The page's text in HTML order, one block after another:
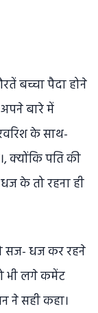
बच्चा पैदा होने
बारे में
के साथ-
क्योंकि पति की
के तो रहना ही
सज- धज कर रहने
भी लगे कमेंट
ने सही कहा।